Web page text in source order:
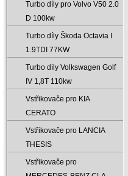
Turbo díly pro Volvo V50 2.0
D 100kw
Turbo díly Škoda Octavia I
1.9TDI 77KW
Turbo díly Volkswagen Golf
IV 1‚8T 110kw
Vstřikovače pro KIA
CERATO
Vstřikovače pro LANCIA
THESIS
Vstřikovače pro